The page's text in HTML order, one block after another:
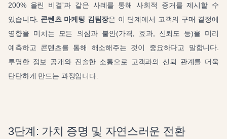
200% 올린 비결'과 같은 사례를 통해 사회적 증거를 제시할 수
있습니다. 콘텐츠 마케팅 김팀장은 이 단계에서 고객의 구매 결정에
영향을 미치는 모든 의심과 불안(가격, 효과, 신뢰도 등)을 미리
예측하고 콘텐츠를 통해 해소해주는 것이 중요하다고 말합니다.
투명한 정보 공개와 진솔한 소통으로 고객과의 신뢰 관계를 더욱
단단하게 만드는 과정입니다.
3단계: 가치 증명 및 자연스러운 전환